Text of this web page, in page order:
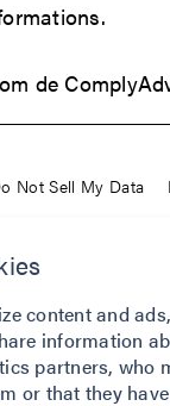
content and
information
partners, who
or that they
de
Not Sell My Data
propose,
de crédit
concernant le
vous utilisez l'un